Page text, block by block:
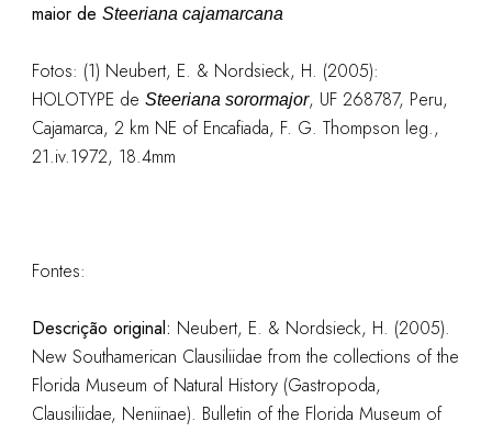
maior de Steeriana cajamarcana
Fotos: (1) Neubert, E. & Nordsieck, H. (2005):
HOLOTYPE de Steeriana sorormajor, UF 268787, Peru,
Cajamarca, 2 km NE of Encafiada, F. G. Thompson leg.,
21.iv.1972, 18.4mm
Fontes:
Descrição original: Neubert, E. & Nordsieck, H. (2005).
New Southamerican Clausiliidae from the collections of the
Florida Museum of Natural History (Gastropoda,
Clausiliidae, Neniinae). Bulletin of the Florida Museum of